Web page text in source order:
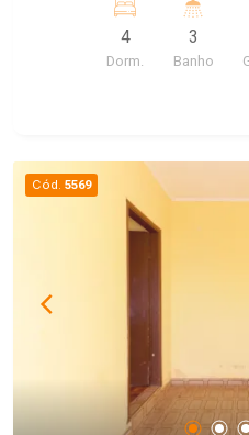
de baixo 1 quarto de
4
Dorm.
3
Banho
Cód. 5569